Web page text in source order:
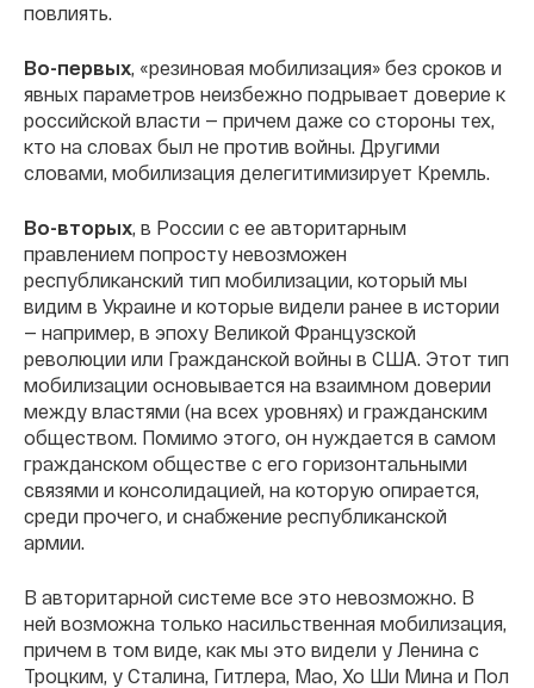
повлиять.
Во-первых, «резиновая мобилизация» без сроков и
явных параметров неизбежно подрывает доверие к
российской власти — причем даже со стороны тех,
кто на словах был не против войны. Другими
словами, мобилизация делегитимизирует Кремль.
Во-вторых, в России с ее авторитарным
правлением попросту невозможен
республиканский тип мобилизации, который мы
видим в Украине и которые видели ранее в истории
— например, в эпоху Великой Французской
революции или Гражданской войны в США. Этот тип
мобилизации основывается на взаимном доверии
между властями (на всех уровнях) и гражданским
обществом. Помимо этого, он нуждается в самом
гражданском обществе с его горизонтальными
связями и консолидацией, на которую опирается,
среди прочего, и снабжение республиканской
армии.
В авторитарной системе все это невозможно. В
ней возможна только насильственная мобилизация,
причем в том виде, как мы это видели у Ленина с
Троцким, у Сталина, Гитлера, Мао, Хо Ши Мина и Пол